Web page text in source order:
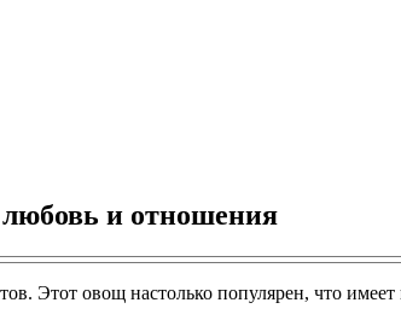
и отношения
Этот овощ настолько популярен, что